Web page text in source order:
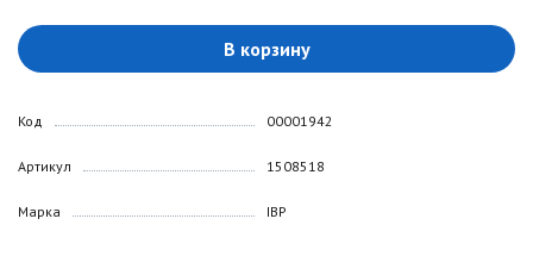
В корзину
Код
Артикул
Марка
00001942
1508518
IBP